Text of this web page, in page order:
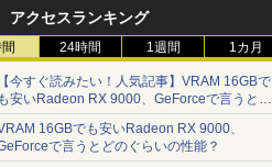
アクセスランキング
24時間 1週間 1カ月
今すぐ読みたい！人気記事】VRAM 16GBで
安いRadeon RX 9000、GeForceで言うとど
ぐらいの性能？ - PC Watch
16GBでも安いRadeon RX 9000、
で言うとどのぐらいの性能？